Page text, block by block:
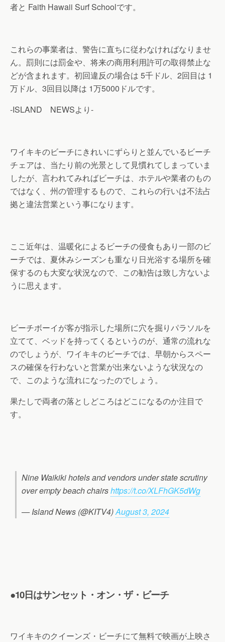
者と Faith Hawaii Surf Schoolです。
これらの事業者は、警告に直ちに従わなければなりませ
ん。罰則には罰金や、将来の商用利用許可の取得禁止な
どが含まれます。初回違反の場合は 5千ドル、2回目は 1
万ドル、3回目以降は 1万5000ドルです。
-ISLAND NEWSより-
ワイキキのビーチにきれいにずらりと並んでいるビーチ
チェアは、当たり前の光景として見慣れてしまっていま
したが、言われてみればビーチは、ホテルや業者のもの
ではなく、州の管理するもので、これらの行いは不法占
拠と違法営業という事になります。
ここ近年は、温暖化によるビーチの侵食もあり一部のビ
ーチでは、夏休みシーズンも重なり日光浴する場所を確
保するのも大変な状況なので、この勧告は致し方ないよ
うに思えます。
ビーチボーイが客が指示した場所に穴を掘りパラソルを
立てて、ベッドを持ってくるというのが、通常の流れな
のでしょうが、ワイキキのビーチでは、早朝からスペー
スの確保を行わないと営業が出来ないような状況なの
で、このような流れになったのでしょう。
果たしで両者の落としどころはどこになるのか注目で
す。
Nine Waikiki hotels and vendors under state scrutiny
over empty beach chairshttps://t.co/XLFhGK5dWg
— Island News (@KITV4)August 3, 2024
●10日はサンセット・オン・ザ・ビーチ
ワイキキのクイーンズ・ビーチにて無料で映画が上映さ